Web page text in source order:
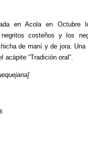
en Acola en
costeños y los
de maní y de jora.
acápite “Tradición oral”.
6